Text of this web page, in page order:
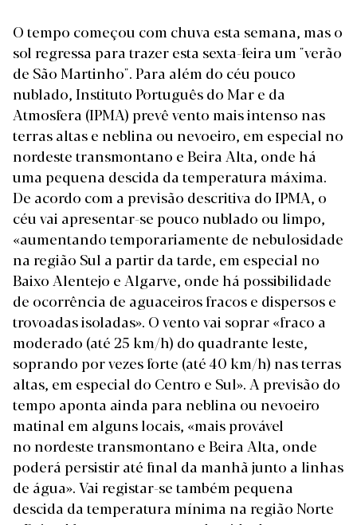
O tempo começou com chuva esta semana, mas o
sol regressa para trazer esta sexta-feira um "verão
de São Martinho". Para além do céu pouco
nublado, Instituto Português do Mar e da
Atmosfera (IPMA) prevê vento mais intenso nas
terras altas e neblina ou nevoeiro, em especial no
nordeste transmontano e Beira Alta, onde há
uma pequena descida da temperatura máxima.
De acordo com a previsão descritiva do IPMA, o
céu vai apresentar-se pouco nublado ou limpo,
«aumentando temporariamente de nebulosidade
na região Sul a partir da tarde, em especial no
Baixo Alentejo e Algarve, onde há possibilidade
de ocorrência de aguaceiros fracos e dispersos e
trovoadas isoladas». O vento vai soprar «fraco a
moderado (até 25 km/h) do quadrante leste,
soprando por vezes forte (até 40 km/h) nas terras
altas, em especial do Centro e Sul». A previsão do
tempo aponta ainda para neblina ou nevoeiro
matinal em alguns locais, «mais provável
no nordeste transmontano e Beira Alta, onde
poderá persistir até final da manhã junto a linhas
de água». Vai registar-se também pequena
descida da temperatura mínima na região Norte